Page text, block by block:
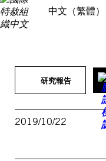
中文（繁體）
研究報告
2019/10/22